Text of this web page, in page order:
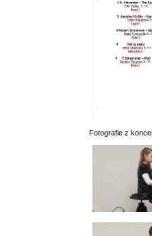
Fotografie z